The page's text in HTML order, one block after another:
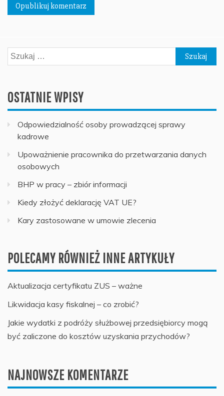
Szukaj:
OSTATNIE WPISY
Odpowiedzialność osoby prowadzącej sprawy
kadrowe
Upoważnienie pracownika do przetwarzania danych
osobowych
BHP w pracy – zbiór informacji
Kiedy złożyć deklarację VAT UE?
Kary zastosowane w umowie zlecenia
POLECAMY RÓWNIEŻ INNE ARTYKUŁY
Aktualizacja certyfikatu ZUS – ważne
Likwidacja kasy fiskalnej – co zrobić?
Jakie wydatki z podróży służbowej przedsiębiorcy mogą
być zaliczone do kosztów uzyskania przychodów?
NAJNOWSZE KOMENTARZE